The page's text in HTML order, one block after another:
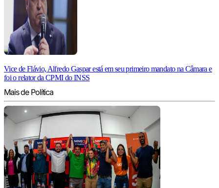
Vice de Flávio, Alfredo Gaspar está em seu primeiro mandato na Câmara e
foi o relator da CPMI do INSS
Mais de Política